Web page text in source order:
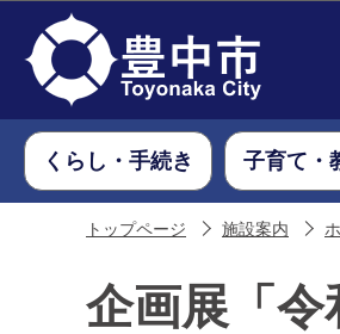
くらし・手続き 子育て・
トップページ 施設案内
企画展「令